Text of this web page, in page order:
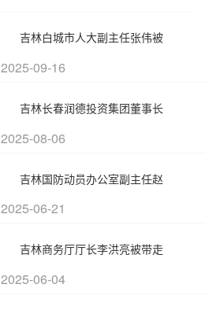
吉林白城市人大副主任张伟被
2025-09-16
吉林长春润德投资集团董事长
2025-08-06
吉林国防动员办公室副主任赵
2025-06-21
吉林商务厅厅长李洪亮被带走
2025-06-04